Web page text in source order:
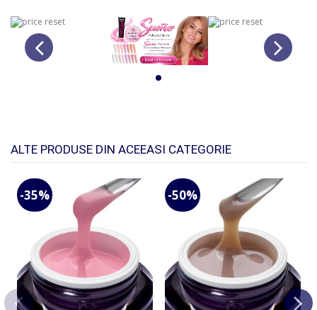
ALTE PRODUSE DIN ACEEASI CATEGORIE
-35% -50%